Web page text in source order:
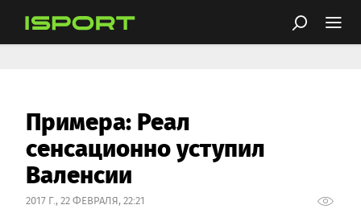
Примера: Реал
сенсационно уступил
Валенсии
2017 Г., 22 ФЕВРАЛЯ, 22:21